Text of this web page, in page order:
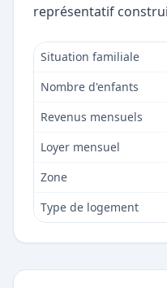
représentatif
Situation familiale
Nombre d'enfants
Revenus mensuels
Loyer mensuel
Zone
Type de logement